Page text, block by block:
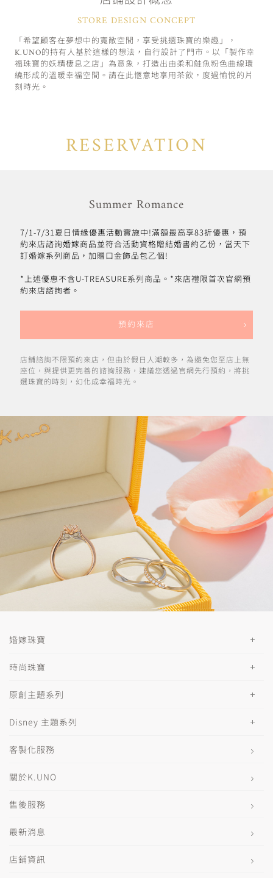
STORE DESIGN CONCEPT
「希望顧客在夢想中的寬敞空間，享受挑選珠寶的樂趣」，
K.UNO的持有人基於這樣的想法，自行設計了門市。以「製作幸
福珠寶的妖精棲息之店」為意象，打造出由柔和鮭魚粉色曲線環
繞形成的溫暖幸福空間。請在此愜意地享用茶飲，度過愉悅的片
刻時光。
RESERVATION
Summer Romance
7/1-7/31夏日情緣優惠活動實施中!滿額最高享83折優惠，預
約來店諮詢婚嫁商品並符合活動資格贈結婚書約乙份，當天下
訂婚嫁系列商品，加贈口金飾品包乙個!
*上述優惠不含U-TREASURE系列商品。*來店禮限首次官網預
約來店諮詢者。
預約來店
店鋪諮詢不限預約來店，但由於假日人潮較多，為避免您至店上無
座位，與提供更完善的諮詢服務，建議您透過官網先行預約，將挑
選珠寶的時刻，幻化成幸福時光。
婚嫁珠寶
時尚珠寶
原創主題系列
Disney 主題系列
客製化服務
關於K.UNO
售後服務
最新消息
店鋪資訊